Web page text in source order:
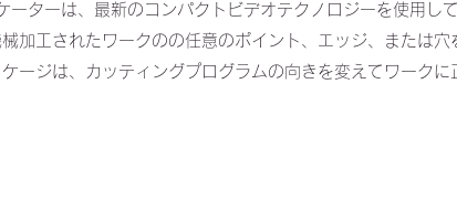
ーターは、最新のコンパクトビデオテクノロジーを使用し
加工されたワークのの任意のポイント、エッジ、または穴
ージは、カッティングプログラムの向きを変えてワークに